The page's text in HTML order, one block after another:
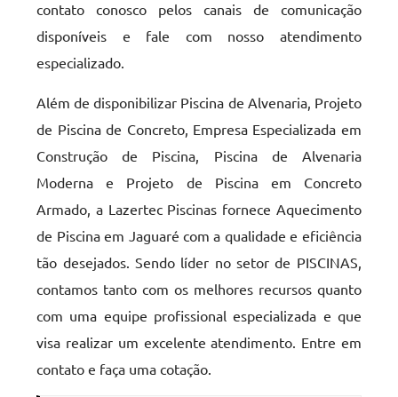
contato conosco pelos canais de comunicação
disponíveis e fale com nosso atendimento
especializado.
Além de disponibilizar Piscina de Alvenaria, Projeto
de Piscina de Concreto, Empresa Especializada em
Construção de Piscina, Piscina de Alvenaria
Moderna e Projeto de Piscina em Concreto
Armado, a Lazertec Piscinas fornece Aquecimento
de Piscina em Jaguaré com a qualidade e eficiência
tão desejados. Sendo líder no setor de PISCINAS,
contamos tanto com os melhores recursos quanto
com uma equipe profissional especializada e que
visa realizar um excelente atendimento. Entre em
contato e faça uma cotação.